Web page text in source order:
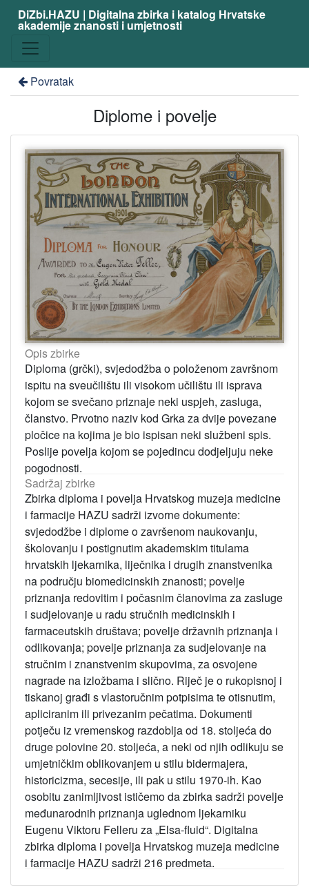
DiZbi.HAZU | Digitalna zbirka i katalog Hrvatske
akademije znanosti i umjetnosti
Povratak
Diplome i povelje
Opis zbirke
Diploma (grčki), svjedodžba o položenom završnom
ispitu na sveučilištu ili visokom učilištu ili isprava
kojom se svečano priznaje neki uspjeh, zasluga,
članstvo. Prvotno naziv kod Grka za dvije povezane
pločice na kojima je bio ispisan neki službeni spis.
Poslije povelja kojom se pojedincu dodjeljuju neke
pogodnosti.
Sadržaj zbirke
Zbirka diploma i povelja Hrvatskog muzeja medicine
i farmacije HAZU sadrži izvorne dokumente:
svjedodžbe i diplome o završenom naukovanju,
školovanju i postignutim akademskim titulama
hrvatskih ljekarnika, liječnika i drugih znanstvenika
na području biomedicinskih znanosti; povelje
priznanja redovitim i počasnim članovima za zasluge
i sudjelovanje u radu stručnih medicinskih i
farmaceutskih društava; povelje državnih priznanja i
odlikovanja; povelje priznanja za sudjelovanje na
stručnim i znanstvenim skupovima, za osvojene
nagrade na izložbama i slično. Riječ je o rukopisnoj i
tiskanoj građi s vlastoručnim potpisima te otisnutim,
apliciranim ili privezanim pečatima. Dokumenti
potječu iz vremenskog razdoblja od 18. stoljeća do
druge polovine 20. stoljeća, a neki od njih odlikuju se
umjetničkim oblikovanjem u stilu bidermajera,
historicizma, secesije, ili pak u stilu 1970-ih. Kao
osobitu zanimljivost ističemo da zbirka sadrži povelje
međunarodnih priznanja uglednom ljekarniku
Eugenu Viktoru Felleru za „Elsa-fluid“. Digitalna
zbirka diploma i povelja Hrvatskog muzeja medicine
i farmacije HAZU sadrži 216 predmeta.